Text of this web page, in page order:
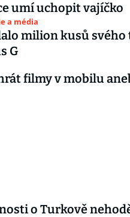
umí uchopit vajíčko
a média
milion kusů
G
filmy v mobilu
o Turkově